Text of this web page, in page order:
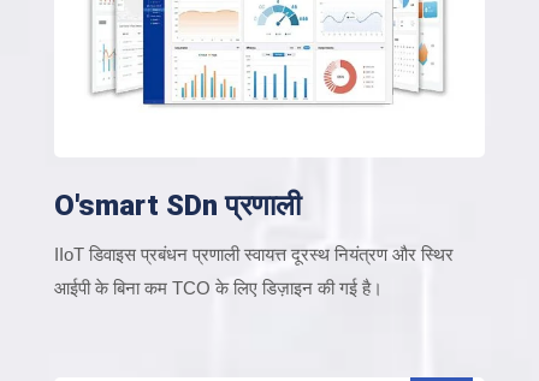
O'smart SDn प्रणाली
IIoT डिवाइस प्रबंधन प्रणाली स्वायत्त दूरस्थ नियंत्रण और स्थिर
आईपी के बिना कम TCO के लिए डिज़ाइन की गई है।